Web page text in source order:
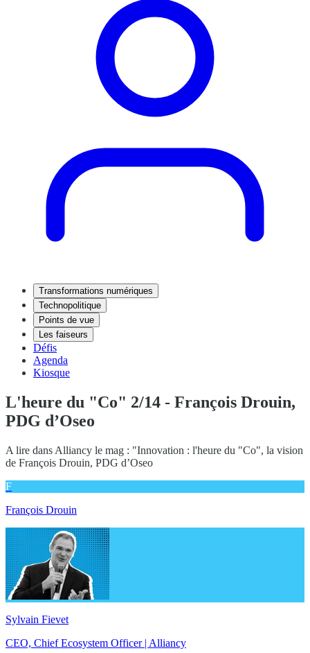
Transformations numériques
Technopolitique
Points de vue
Les faiseurs
Défis
Agenda
Kiosque
L'heure du "Co" 2/14 - François Drouin,
PDG d’Oseo
A lire dans Alliancy le mag : "Innovation : l'heure du "Co", la vision
de François Drouin, PDG d’Oseo
F
François Drouin
Sylvain Fievet
CEO, Chief Ecosystem Officer | Alliancy